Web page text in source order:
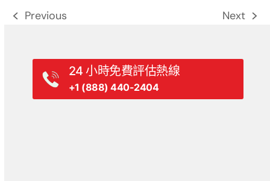
previous
Previous
next
Next
24 小時免費評估熱線
+1 (888) 440-2404